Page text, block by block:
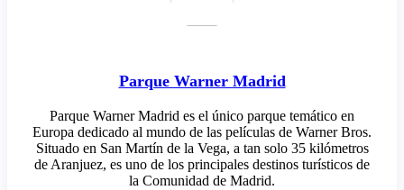
Parque Warner Madrid
Parque Warner Madrid es el único parque temático en
Europa dedicado al mundo de las películas de Warner Bros.
Situado en San Martín de la Vega, a tan solo 35 kilómetros
de Aranjuez, es uno de los principales destinos turísticos de
la Comunidad de Madrid.